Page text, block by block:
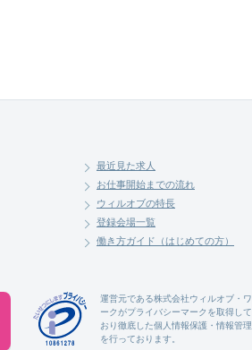
最近見た求人
お仕事開始までの流れ
ウィルオブの特長
登録会場一覧
働き方ガイド（はじめての方）
運営元である株式会社ウィルオブ・ワ
ークがプライバシーマークを取得して
おり徹底した個人情報保護・情報管理
を行っております。